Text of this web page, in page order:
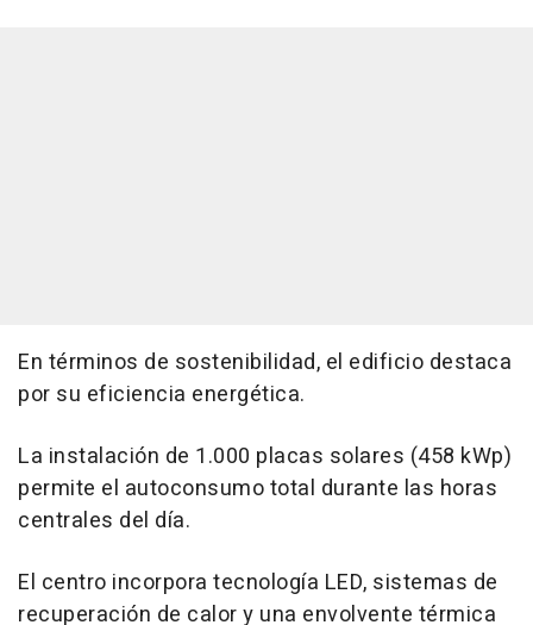
En términos de sostenibilidad, el edificio destaca
por su eficiencia energética.
La instalación de 1.000 placas solares (458 kWp)
permite el autoconsumo total durante las horas
centrales del día.
El centro incorpora tecnología LED, sistemas de
recuperación de calor y una envolvente térmica